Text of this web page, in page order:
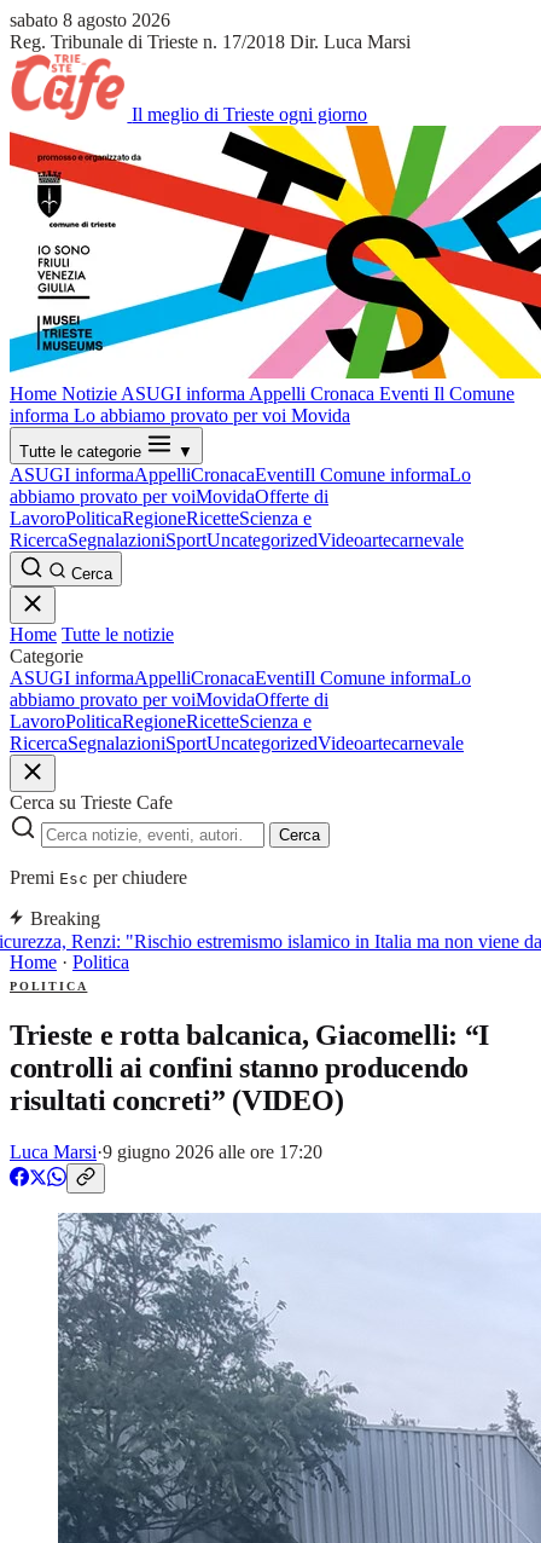
sabato 8 agosto 2026
Reg. Tribunale di Trieste n. 17/2018 Dir. Luca Marsi
Il meglio di Trieste ogni giorno
Home Notizie ASUGI informa Appelli Cronaca Eventi Il Comune
informa Lo abbiamo provato per voi Movida
Tutte le categorie ▼
ASUGI informaAppelliCronacaEventiIl Comune informaLo
abbiamo provato per voiMovidaOfferte di
LavoroPoliticaRegioneRicetteScienza e
RicercaSegnalazioniSportUncategorizedVideoartecarnevale
Cerca
Home Tutte le notizie
Categorie
ASUGI informaAppelliCronacaEventiIl Comune informaLo
abbiamo provato per voiMovidaOfferte di
LavoroPoliticaRegioneRicetteScienza e
RicercaSegnalazioniSportUncategorizedVideoartecarnevale
Cerca su Trieste Cafe
Cerca
Premi Esc per chiudere
Breaking
Renzi: "Rischio estremismo islamico in Italia ma non viene
Home · Politica
POLITICA
Trieste e rotta balcanica, Giacomelli: “I
controlli ai confini stanno producendo
risultati concreti” (VIDEO)
Luca Marsi·9 giugno 2026 alle ore 17:20